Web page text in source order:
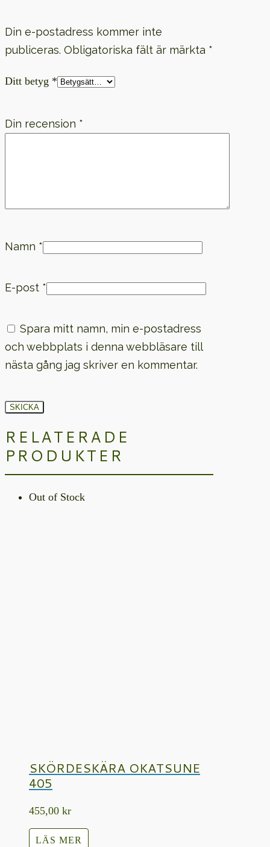
Din e-postadress kommer inte
publiceras. Obligatoriska fält är märkta *
Ditt betyg *
Din recension *
Namn *
E-post *
Spara mitt namn, min e-postadress
och webbplats i denna webbläsare till
nästa gång jag skriver en kommentar.
RELATERADE
PRODUKTER
Out of Stock
SKÖRDESKÄRA OKATSUNE
405
455,00 kr
LÄS MER